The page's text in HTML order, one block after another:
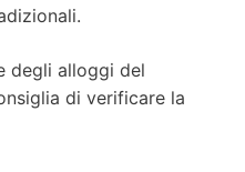
degli alloggi del
di verificare la